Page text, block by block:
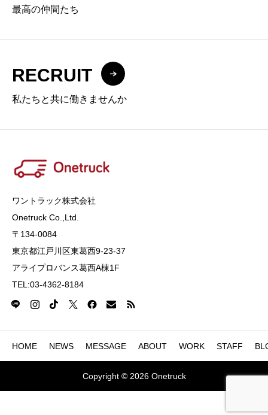
最高の仲間たち
RECRUIT
私たちと共に働きませんか
ワントラック株式会社
Onetruck Co.,Ltd​​​.
〒134-0084
東京都江戸川区東葛西9-23-37
アライプロバンス葛西A棟1F
TEL:03-4362-8184
HOME NEWS MESSAGE ABOUT WORK STAFF
Copyright © 2026 Onetruck
公式LINE